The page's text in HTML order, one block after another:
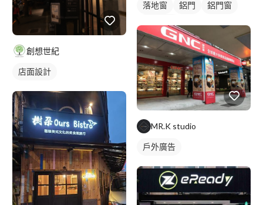
創想世紀
店面設計
落地窗 鋁門
鋁門窗
MR.K studio
戶外廣告